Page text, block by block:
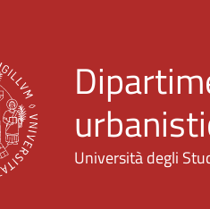
Università degli